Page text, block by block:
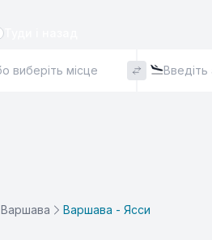
Варшава Варшава - Ясси